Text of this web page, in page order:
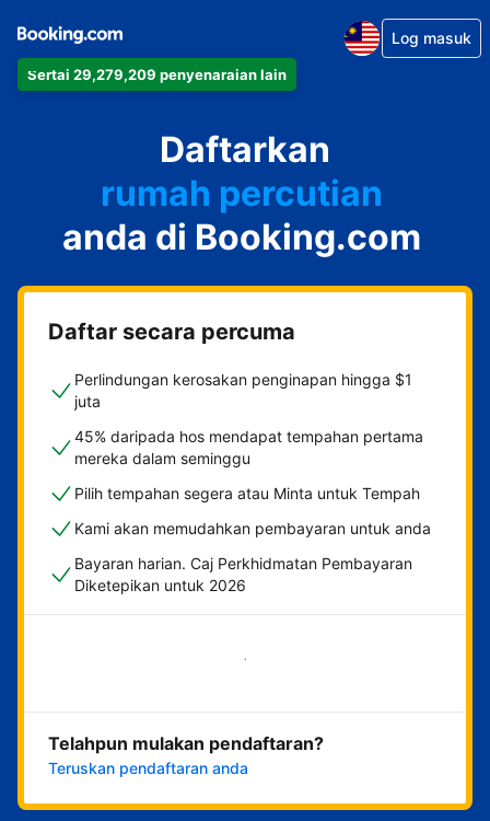
Sertai 29,279,209 penyenaraian lain
Log masuk
Daftarkan
apartmen
hotel
rumah percutian
rumah tamu
penginapan dan sarapan
anda di Booking.com
Daftar secara percuma
Perlindungan kerosakan penginapan hingga $1
juta
45% daripada hos mendapat tempahan pertama
mereka dalam seminggu
Pilih tempahan segera atau Minta untuk Tempah
Kami akan memudahkan pembayaran untuk anda
Bayaran harian. Caj Perkhidmatan Pembayaran
Diketepikan untuk 2026
Mulakan sekarang
Telahpun mulakan pendaftaran?
Teruskan pendaftaran anda